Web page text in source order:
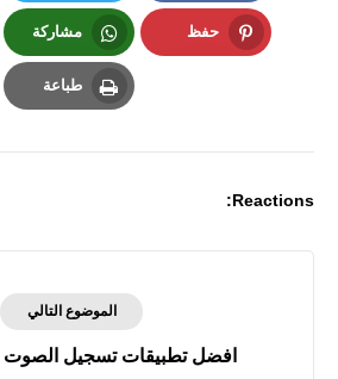
Facebook
Twitter
حفظ مشاركة
Whatsapp
طباعة
Reactions:
الموضوع التالي
افضل تطبيقات تسجيل الصوت